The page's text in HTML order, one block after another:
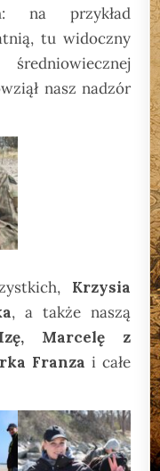
na przykład
tu widoczny
nasz nadzór
Krzysia
, a także naszą
Marcelę z
Franza i całe